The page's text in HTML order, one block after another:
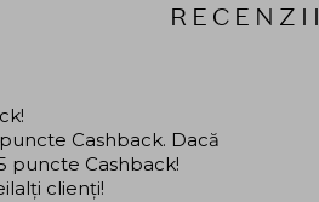
RECENZII
Cashback. Dacă
puncte Cashback!
clienți!